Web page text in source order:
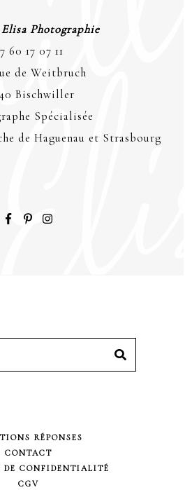
Photographie
60 17 07 11
de Weitbruch
Bischwiller
Spécialisée
de Haguenau et Strasbourg
SEARCH
RÉPONSES
CONTACT
DE CONFIDENTIALITÉ
CGV